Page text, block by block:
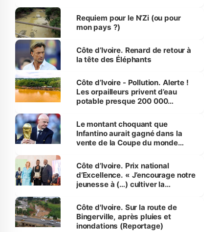
Requiem pour le N’Zi (ou pour
mon pays ?)
Côte d’Ivoire. Renard de retour à
la tête des Éléphants
Côte d’Ivoire - Pollution. Alerte !
Les orpailleurs privent d’eau
potable presque 200 000
Le montant choquant que
Infantino aurait gagné dans la
vente de la Coupe du monde
Côte d’Ivoire. Prix national
d’Excellence. « J’encourage notre
jeunesse à (…) cultiver la
(Alassane Ouattara
Côte d'Ivoire. Sur la route de
Bingerville, après pluies et
inondations (Reportage)